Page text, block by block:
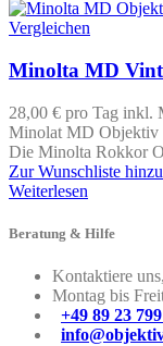
Vergleichen
Minolta MD
28,00 € pro Tag inkl.
Minolat MD Objektiv
Die Minolta Rokkor
Zur Wunschliste
Weiterlesen
Beratung & Hilfe
Kontaktiere
Montag bis
+49 89 23